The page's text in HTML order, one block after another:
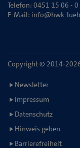
Telefon: 0451 15 06 - 0
E-Mail: info@hwk-
Copyright © 2014-
Newsletter
Impressum
Datenschutz
Hinweis geben
Barrierefreiheit